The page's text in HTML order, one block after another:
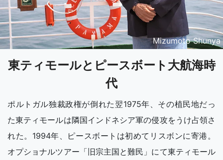
Mizumoto Shunya
東ティモールとピースボート大航海時
代
ポルトガル独裁政権が倒れた翌1975年、その植民地だっ
た東ティモールは隣国インドネシア軍の侵攻をうけ占領さ
れた。1994年、ピースボートは初めてリスボンに寄港。
オプショナルツアー「旧宗主国と難民」にて東ティモール